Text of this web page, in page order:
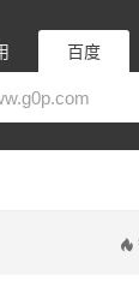
百度